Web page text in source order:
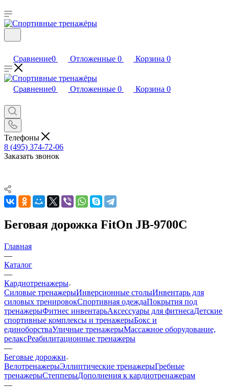
Сравнение0 Отложенные 0 Корзина 0
Сравнение0 Отложенные 0 Корзина 0
Телефоны
8 (495) 374-72-06
Заказать звонок
Беговая дорожка FitOn JB-9700C
Главная
—
Каталог
—
Кардиотренажеры
Силовые тренажерыИнверсионные столыИнвентарь для
силовых тренировокСпортивная одеждаПокрытия под
тренажерыФитнес инвентарьАксессуары для фитнесаДетские
спортивные комплексы и тренажерыБокс и
единоборстваУличные тренажерыМассажное оборудование,
релаксРеабилитационные тренажеры
—
Беговые дорожки
ВелотренажерыЭллиптические тренажерыГребные
тренажерыСтепперыДополнения к кардиотренажерам
—